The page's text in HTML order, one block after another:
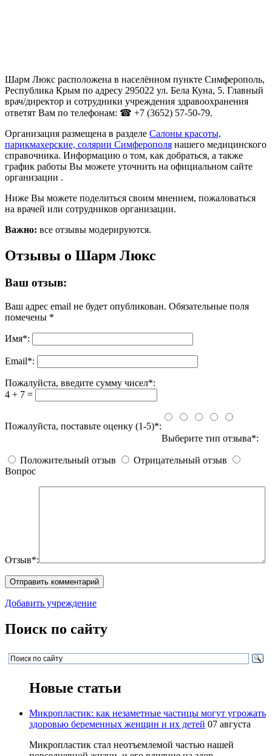
Шарм Люкс расположена в населённом пункте Симферополь,
Республика Крым по адресу 295022 ул. Бела Куна, 5. Главный
врач/директор и сотрудники учреждения здравоохранения
ответят Вам по телефонам: ☎ +7 (3652) 57-50-79.
Организация размещена в разделе Салоны красоты,
парикмахерские, солярии Симферополя нашего медицинского
справочника. Информацию о том, как добраться, а также
график работы Вы можете уточнить на официальном сайте
организации .
Ниже Вы можете поделиться своим мнением, пожаловаться
на врачей или сотрудников организации.
Важно: все отзывы модерируются.
Отзывы о Шарм Люкс
Ваш отзыв:
Ваш адрес email не будет опубликован. Обязательные поля
помечены *
Имя*:
Email*:
Пожалуйста, введите сумму чисел*:
4 + 7 =
Пожалуйста, поставьте оценку (1-5)*:
Выберите тип отзыва*:
Положительный отзыв
Отрицательный отзыв
Вопрос
Отзыв*:
Добавить учреждение
Поиск по сайту
Новые статьи
Микропластик: как незаметные частицы могут угрожать
здоровью беременных женщин и их детей 07 августа
Микропластик стал неотъемлемой частью нашей